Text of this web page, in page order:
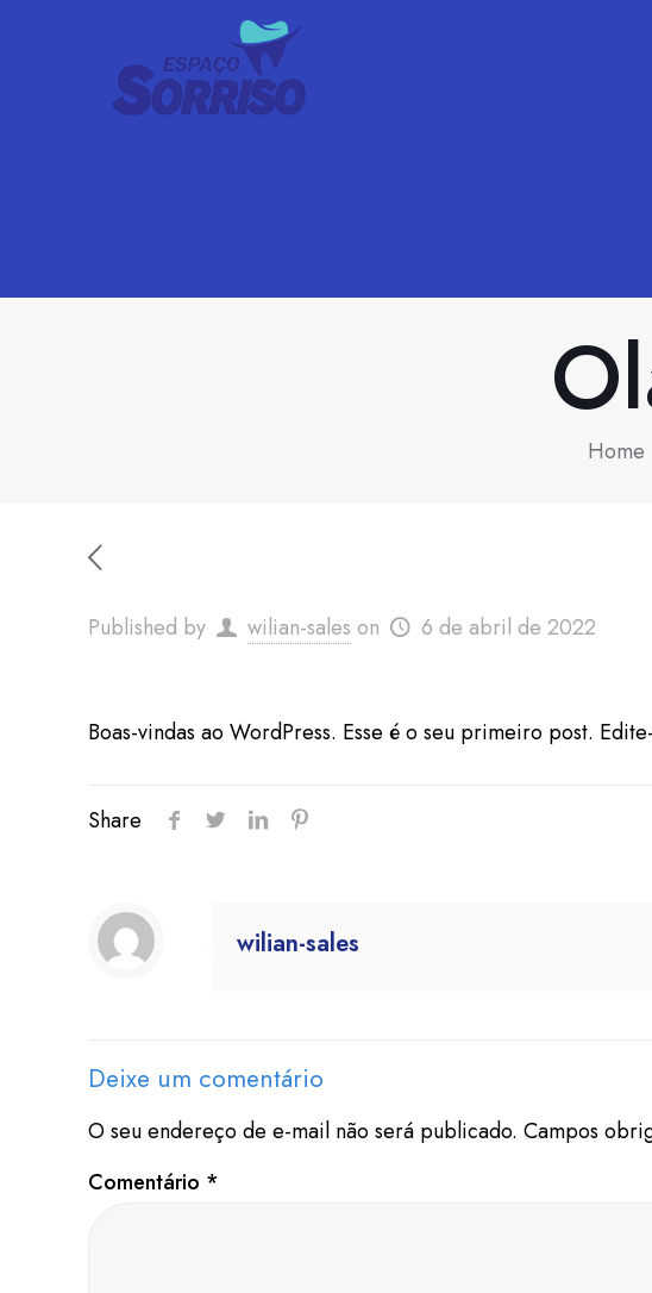
Home
Published by wilian-sales on 6 de abril de 2022
Boas-vindas ao WordPress. Esse é o seu primeiro post.
Share
wilian-sales
Deixe um comentário
O seu endereço de e-mail não será publicado. Campos
Comentário *